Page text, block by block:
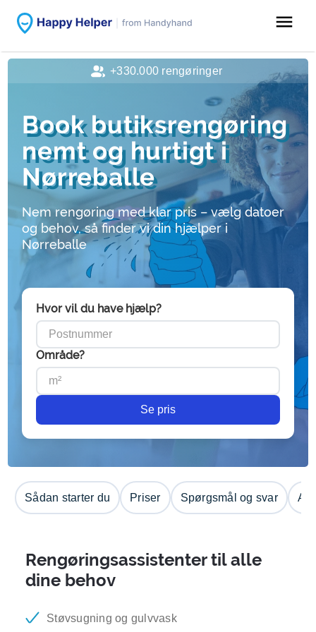
menu
Book butiksrengøring
nemt og hurtigt i
Nørreballe
Nem rengøring med klar pris – vælg datoer
og behov, så finder vi din hjælper i
Nørreballe
Hvor vil du have hjælp?
Område?
Se pris
Sådan starter du Priser Spørgsmål og svar
Rengøringsassistenter til alle
dine behov
Støvsugning og gulvvask
+330.000 rengøringer